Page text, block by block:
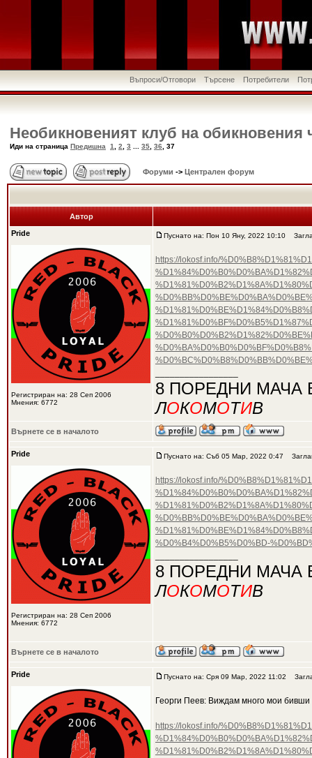
Въпроси/Отговори Търсене Потребители
Необикновеният клуб на обикновения
Иди на страница Предишна 1 2 3 35 36 37
Форуми -> Централен форум
Автор
Pride
Регистриран на: 28 Сеп 2006
Мнения: 6772
Пуснато на: Пон 10 Яну, 2022 10:10
https://lokosf.info/
8 ПОРЕДНИ МАЧА
ЛОКОМОТИВ
Върнете се в началото
Pride
Регистриран на: 28 Сеп 2006
Мнения: 6772
Пуснато на: Съб 05 Мар, 2022 0:47
https://lokosf.info/
%D0%B4%D0%B5%D0%BD-
8 ПОРЕДНИ МАЧА
ЛОКОМОТИВ
Върнете се в началото
Pride Пуснато на: Сря 09 Мар, 2022 11:02
Георги Пеев: Виждам много мои
https://lokosf.info/